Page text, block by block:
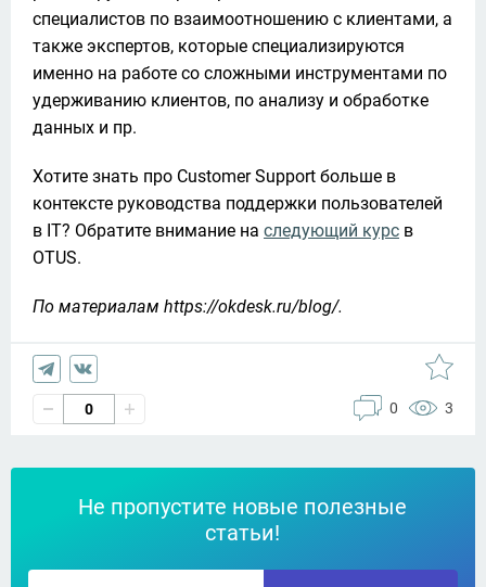
специалистов по взаимоотношению с клиентами, а
также экспертов, которые специализируются
именно на работе со сложными инструментами по
удерживанию клиентов, по анализу и обработке
данных и пр.
Хотите знать про Customer Support больше в
контексте руководства поддержки пользователей
в IT? Обратите внимание на следующий курс в
OTUS.
По материалам https://okdesk.ru/blog/.
0 0 3
Не пропустите новые полезные
статьи!